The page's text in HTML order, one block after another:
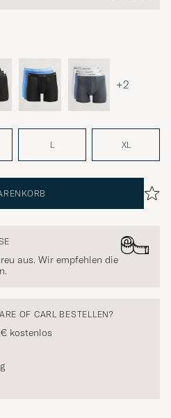
+2
L XL
aus. Wir empfehlen die
OF CARL BESTELLEN?
kostenlos